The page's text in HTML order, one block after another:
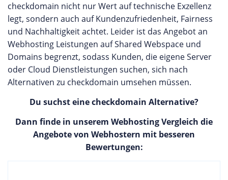
checkdomain nicht nur Wert auf technische Exzellenz
legt, sondern auch auf Kundenzufriedenheit, Fairness
und Nachhaltigkeit achtet. Leider ist das Angebot an
Webhosting Leistungen auf Shared Webspace und
Domains begrenzt, sodass Kunden, die eigene Server
oder Cloud Dienstleistungen suchen, sich nach
Alternativen zu checkdomain umsehen müssen.
Du suchst eine checkdomain Alternative?
Dann finde in unserem Webhosting Vergleich die
Angebote von Webhostern mit besseren
Bewertungen: